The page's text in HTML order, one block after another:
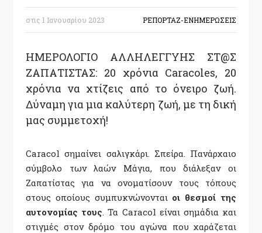
στις 1 Ιανουαρίου 2023 ΡΕΠΟΡΤΑΖ-ΕΝΗΜΕΡΩΣΕΙΣ
ΗΜΕΡΟΛΟΓΙΟ ΑΛΛΗΛΕΓΓΥΗΣ ΣΤ@Σ
ΖΑΠΑΤΙΣΤΑΣ: 20 χρόνια Caracoles, 20
χρόνια να χτίζεις από το όνειρο ζωή.
Δύναμη για μια καλύτερη ζωή, με τη δική
μας συμμετοχή!
Caracol σημαίνει σαλιγκάρι. Σπείρα. Πανάρχαιο
σύμβολο των λαών Μάγια, που διάλεξαν οι
Ζαπατίστας για να ονοματίσουν τους τόπους
στους οποίους συμπυκνώνονται οι θεσμοί της
αυτονομίας τους . Τα Caracol είναι σημάδια και
στιγμές στον δρόμο του αγώνα που χαράζεται